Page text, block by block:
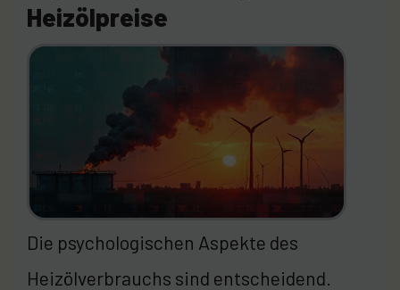
Heizölpreise
Die psychologischen Aspekte des
Heizölverbrauchs sind entscheidend.